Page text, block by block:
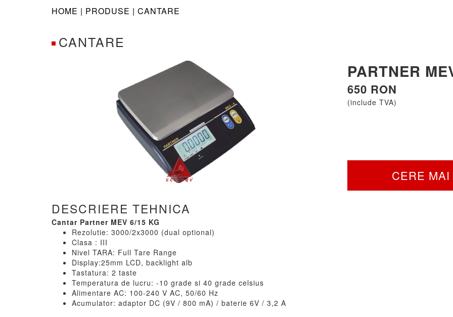
HOME | PRODUSE | CANTARE
CANTARE
PARTNER
650 RON
(include TVA)
CERE
DESCRIERE TEHNICA
Cantar Partner MEV 6/15 KG
Rezolutie: 3000/2x3000 (dual optional)
Clasa : III
Nivel TARA: Full Tare Range
Display:25mm LCD, backlight alb
Tastatura: 2 taste
Temperatura de lucru: -10 grade si 40 grade celsius
Alimentare AC: 100-240 V AC, 50/60 Hz
Acumulator: adaptor DC (9V / 800 mA) / baterie 6V / 3,2 A